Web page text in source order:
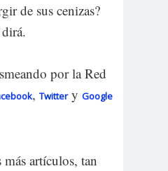
de sus cenizas?
por la Red
, Twittery Google
artículos, tan